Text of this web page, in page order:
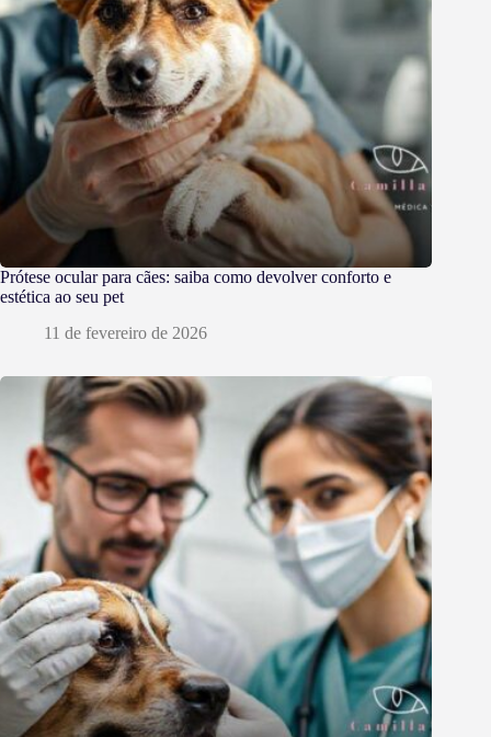
Prótese ocular para cães: saiba como devolver conforto e
estética ao seu pet
11 de fevereiro de 2026